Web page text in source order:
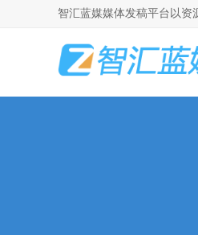
智汇蓝媒媒体发稿平台以资